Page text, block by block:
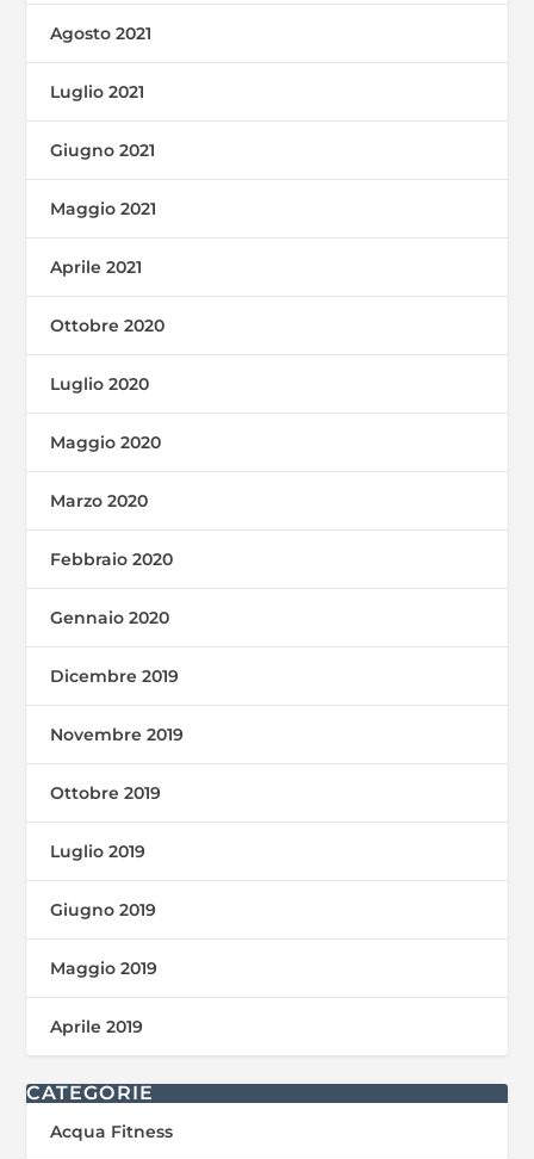
Agosto 2021
Luglio 2021
Giugno 2021
Maggio 2021
Aprile 2021
Ottobre 2020
Luglio 2020
Maggio 2020
Marzo 2020
Febbraio 2020
Gennaio 2020
Dicembre 2019
Novembre 2019
Ottobre 2019
Luglio 2019
Giugno 2019
Maggio 2019
Aprile 2019
CATEGORIE
Acqua Fitness